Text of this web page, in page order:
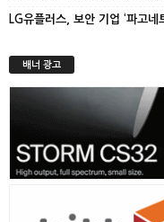
LG유플러스, 보안 기업 ‘파고
배너 광고